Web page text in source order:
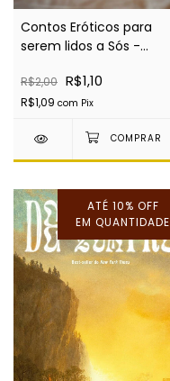
Contos Eróticos para
serem lidos a Sós -
R$2,00 R$1,10
R$1,09 com Pix
ATÉ 10% OFF
EM QUANTIDADE